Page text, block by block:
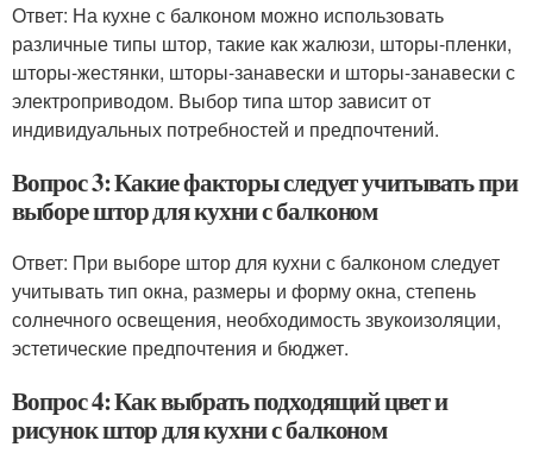
Ответ: На кухне с балконом можно использовать
различные типы штор, такие как жалюзи, шторы-пленки,
шторы-жестянки, шторы-занавески и шторы-занавески с
электроприводом. Выбор типа штор зависит от
индивидуальных потребностей и предпочтений.
Вопрос 3: Какие факторы следует учитывать при
выборе штор для кухни с балконом
Ответ: При выборе штор для кухни с балконом следует
учитывать тип окна, размеры и форму окна, степень
солнечного освещения, необходимость звукоизоляции,
эстетические предпочтения и бюджет.
Вопрос 4: Как выбрать подходящий цвет и
рисунок штор для кухни с балконом